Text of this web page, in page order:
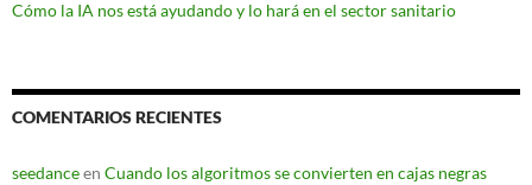
Cómo la IA nos está ayudando y lo hará en el sector sanitario
COMENTARIOS RECIENTES
seedanceen Cuando los algoritmos se convierten en cajas negras